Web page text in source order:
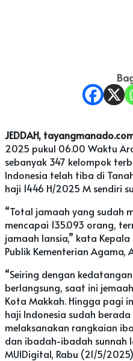
JEDDAH,
2025 pukul 06.00 Waktu
sebanyak 347 kelompok
Indonesia telah tiba di
haji 1446 H/2025 M sendiri
“Total jamaah yang sudah
mencapai 135.093 orang,
jamaah lansia,” kata
Publik Kementerian Agama,
“Seiring dengan
berlangsung, saat ini
Kota Makkah. Hingga pagi
haji Indonesia sudah
melaksanakan rangkaian
dan ibadah-ibadah sunnah
MUIDigital, Rabu (21/5/